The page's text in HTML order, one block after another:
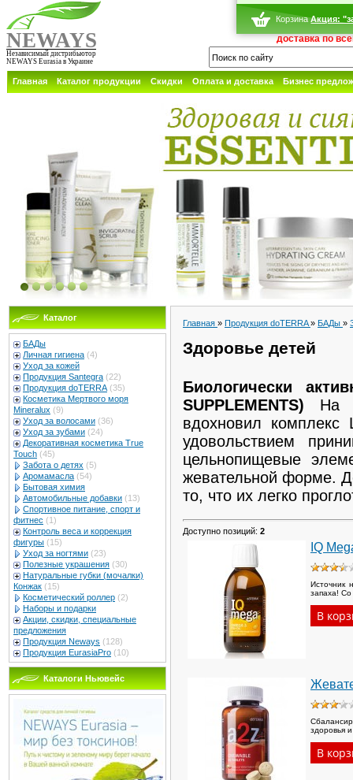
Корзина Акция:
NEWAYS
Независимый дистрибьютор
NEWAYS Eurasia в Украине
доставка по
Главная Каталог продукции Скидки Оплата и доставка Бизнес
Каталог
БАДы
Личная гигиена (4)
Уход за кожей
Продукция Santegra (22)
Продукция doTERRA (35)
Косметика Мертвого моря
Mineralux (9)
Уход за волосами (36)
Уход за зубами (24)
Декоративная косметика True
Touch (45)
Забота о детях (5)
Аромамасла (54)
Бытовая химия
Автомобильные добавки (13)
Спортивное питание, спорт и
фитнес (1)
Контроль веса и коррекция
фигуры (15)
Уход за ногтями (23)
Полезные украшения (30)
Натуральные губки (мочалки)
Конжак (15)
Косметический роллер (2)
Наборы и подарки
Акции, скидки, специальные
предложения
Продукция Neways (128)
Продукция EurasiaPro (10)
Каталоги Ньювейс
Главная » Продукция doTERRA » БАДы »
Здоровье детей
Биологически
SUPPLEMENTS) На
вдохновил
удовольствием
цельнопищевые
жевательной форме.
то, что их легко
Доступно позиций: 2
IQ
Источник
запаха!
здоровья